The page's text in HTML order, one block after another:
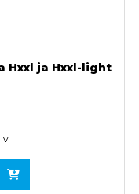
Hxxl ja Hxxl-light